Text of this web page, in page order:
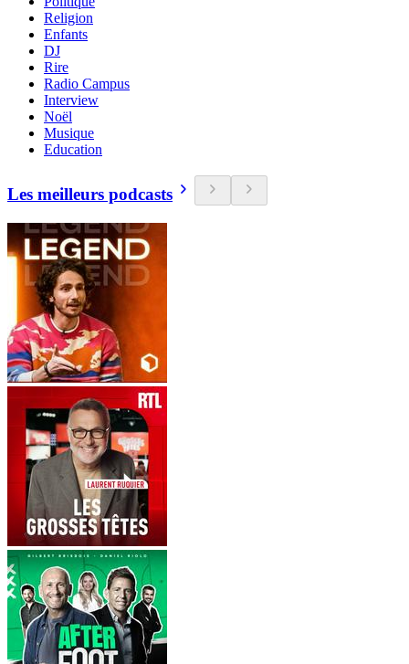
Religion
Enfants
DJ
Rire
Radio Campus
Interview
Noël
Musique
Education
Les meilleurs podcasts